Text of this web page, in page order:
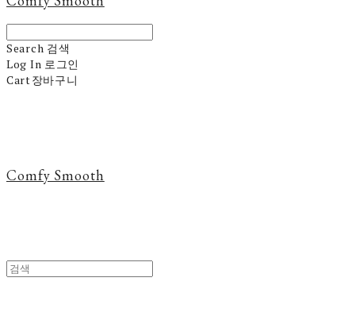
Search 검색
Log In 로그인
Cart장바구니
Comfy Smooth